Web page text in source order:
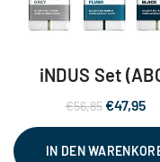
iNDUS Set
€56,85
Preis
war:
€47,95
IN DEN